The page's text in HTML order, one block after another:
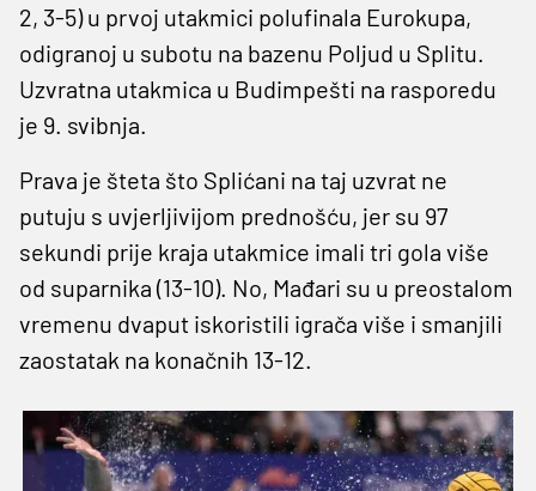
2, 3-5) u prvoj utakmici polufinala Eurokupa,
odigranoj u subotu na bazenu Poljud u Splitu.
Uzvratna utakmica u Budimpešti na rasporedu
je 9. svibnja.
Prava je šteta što Splićani na taj uzvrat ne
putuju s uvjerljivijom prednošću, jer su 97
sekundi prije kraja utakmice imali tri gola više
od suparnika (13-10). No, Mađari su u preostalom
vremenu dvaput iskoristili igrača više i smanjili
zaostatak na konačnih 13-12.